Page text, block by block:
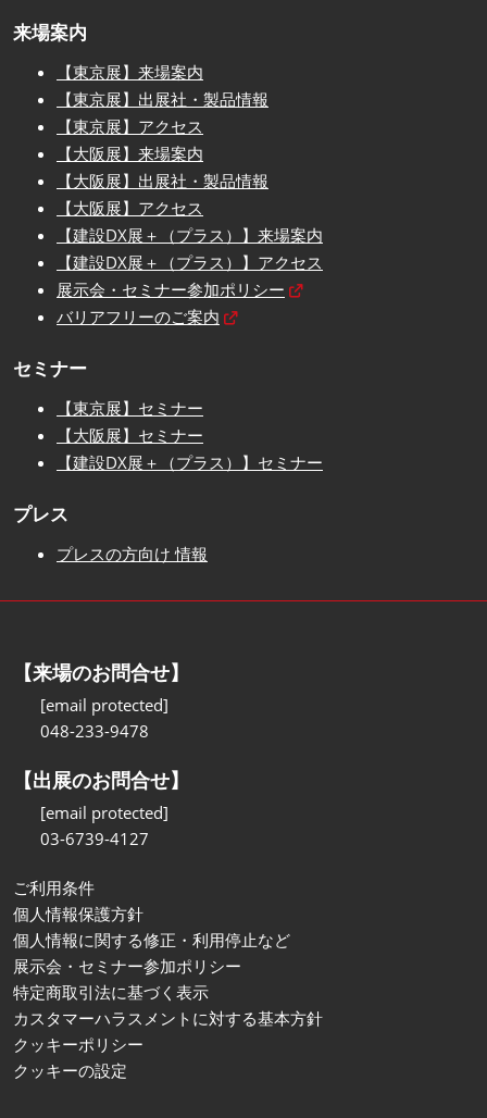
来場案内
【東京展】来場案内
【東京展】出展社・製品情報
【東京展】アクセス
【大阪展】来場案内
【大阪展】出展社・製品情報
【大阪展】アクセス
【建設DX展＋（プラス）】来場案内
【建設DX展＋（プラス）】アクセス
展示会・セミナー参加ポリシー
バリアフリーのご案内
セミナー
【東京展】セミナー
【大阪展】セミナー
【建設DX展＋（プラス）】セミナー
プレス
プレスの方向け 情報
【来場のお問合せ】
[email protected]
048-233-9478
【出展のお問合せ】
[email protected]
03-6739-4127
ご利用条件
個人情報保護方針
個人情報に関する修正・利用停止など
展示会・セミナー参加ポリシー
特定商取引法に基づく表示
カスタマーハラスメントに対する基本方針
クッキーポリシー
クッキーの設定